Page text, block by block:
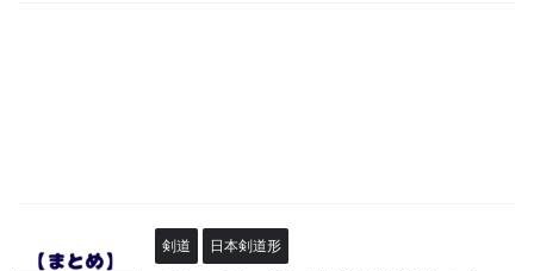
剣道 日本剣道形